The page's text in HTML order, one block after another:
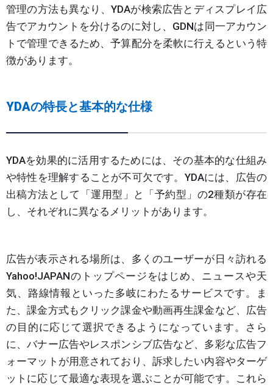
管理の方法も異なり、YDAが検索広告とディスプレイ広
告でアカウントを分けるのに対し、GDNは同一アカウン
トで管理できるため、予算配分を柔軟に行えるという特
徴があります。
YDAの特長と基本的な仕様
YDAを効果的に活用するためには、その基本的な仕組み
や特性を理解することが不可欠です。YDAには、広告の
出稿方法として「運用型」と「予約型」の2種類が存在
し、それぞれに異なるメリットがあります。
広告が表示される場所は、多くのユーザーが日々訪れる
Yahoo!JAPANのトップページをはじめ、ニュースや天
気、路線情報といった多岐にわたるサービスです。ま
た、課金方式もクリック課金や動画再生課金など、広告
の目的に応じて選択できるようになっています。さら
に、バナー広告やレスポンシブ広告など、多彩な広告フ
ォーマットが用意されており、訴求したい内容やターゲ
ットに応じて最適な表現を選ぶことが可能です。これら